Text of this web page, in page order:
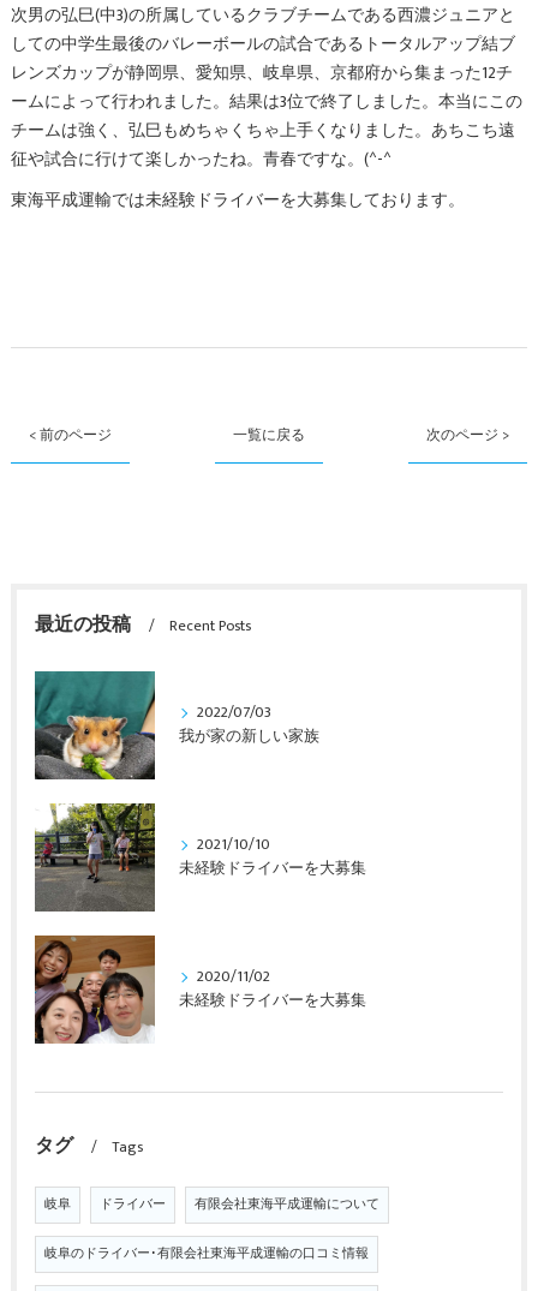
次男の弘巳(中3)の所属しているクラブチームである西濃ジュニアと
しての中学生最後のバレーボールの試合であるトータルアップ結ブ
レンズカップが静岡県、愛知県、岐阜県、京都府から集まった12チ
ームによって行われました。結果は3位で終了しました。本当にこの
チームは強く、弘巳もめちゃくちゃ上手くなりました。あちこち遠
征や試合に行けて楽しかったね。青春ですな。(^-^ゞ
東海平成運輸では未経験ドライバーを大募集しております。
< 前のページ 一覧に戻る 次のページ >
最近の投稿 Recent Posts
2022/07/03
我が家の新しい家族
2021/10/10
未経験ドライバーを大募集
2020/11/02
未経験ドライバーを大募集
タグ Tags
岐阜 ドライバー 有限会社東海平成運輸について
岐阜のドライバー･有限会社東海平成運輸の口コミ情報